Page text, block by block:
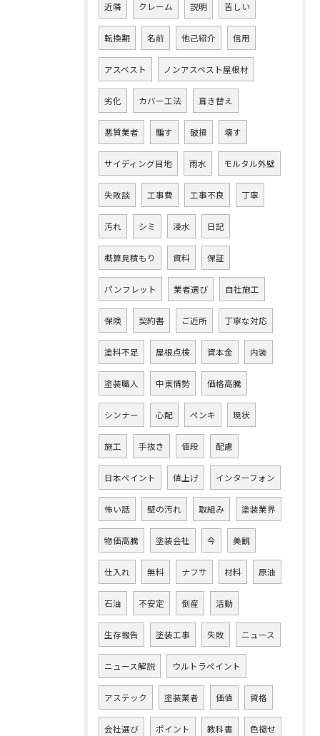
近隣 クレーム 説明 苦しい
転換期 名前 他己紹介 信用
アスベスト ノンアスベスト屋根材
劣化 カバー工法 葺き替え
悪質業者 騙す 破損 壊す
サイディング目地 雨水 モルタル外壁
失敗談 工事費 工事不良 丁寧
汚れ シミ 浸水 日記
概算見積もり 資料 保証
パンフレット 業者選び 自社施工
保険 契約書 ご近所 丁寧な対応
塗料不足 屋根点検 資本金 内装
塗装職人 中東情勢 価格高騰
シンナー 心配 ペンキ 現状
施工 手抜き 値段 配慮
日本ペイント 値上げ インターフォン
怖い話 壁の汚れ 取組み 塗装業界
物価高騰 塗装会社 今 美観
仕入れ 無料 ナフサ 材料 原油
石油 不安定 倒産 活動
生存報告 塗装工事 失敗 ニュース
ニュース解説 ウルトラペイント
アステック 塗装業者 価値 資格
会社選び ポイント 教科書 色褪せ